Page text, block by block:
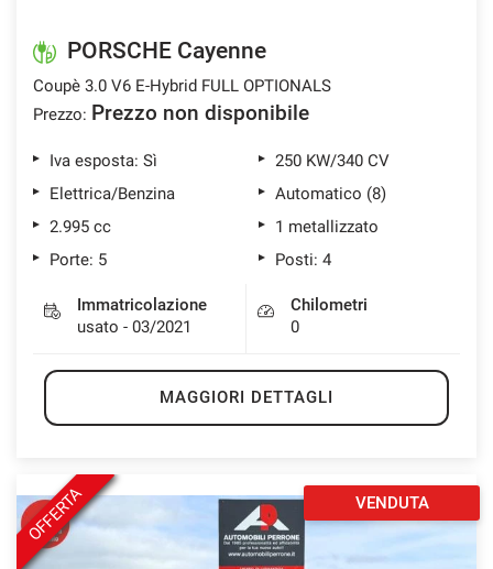
PORSCHE Cayenne
Coupè 3.0 V6 E-Hybrid FULL OPTIONALS
Prezzo: Prezzo non disponibile
Iva esposta: Sì
250 KW/340 CV
Elettrica/Benzina
Automatico (8)
2.995 cc
1 metallizzato
Porte: 5
Posti: 4
Immatricolazione
usato - 03/2021
Chilometri
0
MAGGIORI DETTAGLI
OFFERTA VENDUTA